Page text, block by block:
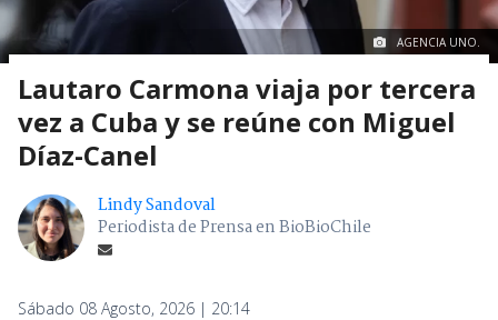
AGENCIA UNO.
Lautaro Carmona viaja por tercera
vez a Cuba y se reúne con Miguel
Díaz-Canel
Lindy Sandoval
Periodista de Prensa en BioBioChile
Sábado 08 Agosto, 2026 | 20:14